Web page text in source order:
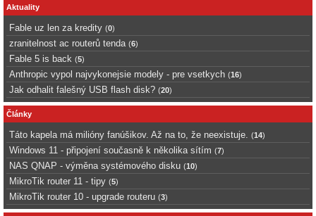
Aktuality
Fable uz len za kredity (0)
zranitelnost ac routerů tenda (6)
Fable 5 is back (5)
Anthropic vypol najvykonejsie modely - pre vsetkych (16)
Jak odhalit falešný USB flash disk? (20)
Články
Táto kapela má milióny fanúšikov. Až na to, že neexistuje. (14)
Windows 11 - připojení současně k několika sítím (7)
NAS QNAP - výměna systémového disku (10)
MikroTik router 11 - tipy (5)
MikroTik router 10 - upgrade routeru (3)